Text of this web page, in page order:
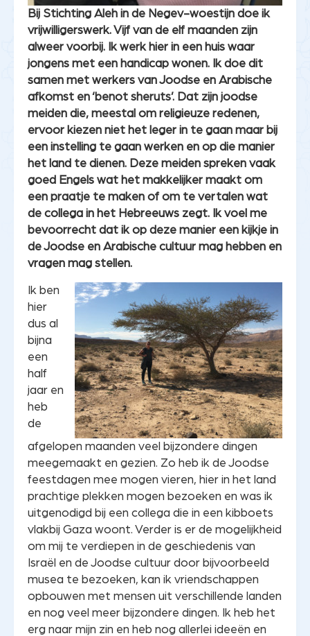
Bij Stichting Aleh in de Negev-woestijn doe ik
vrijwilligerswerk. Vijf van de elf maanden zijn
alweer voorbij. Ik werk hier in een huis waar
jongens met een handicap wonen. Ik doe dit
samen met werkers van Joodse en Arabische
afkomst en ‘benot sheruts’. Dat zijn joodse
meiden die, meestal om religieuze redenen,
ervoor kiezen niet het leger in te gaan maar bij
een instelling te gaan werken en op die manier
het land te dienen. Deze meiden spreken vaak
goed Engels wat het makkelijker maakt om
een praatje te maken of om te vertalen wat
de collega in het Hebreeuws zegt. Ik voel me
bevoorrecht dat ik op deze manier een kijkje in
de Joodse en Arabische cultuur mag hebben en
vragen mag stellen.
Ik ben
hier
dus al
bijna
een
half
jaar en
heb
de
afgelopen maanden veel bijzondere dingen
meegemaakt en gezien. Zo heb ik de Joodse
feestdagen mee mogen vieren, hier in het land
prachtige plekken mogen bezoeken en was ik
uitgenodigd bij een collega die in een kibboets
vlakbij Gaza woont. Verder is er de mogelijkheid
om mij te verdiepen in de geschiedenis van
Israël en de Joodse cultuur door bijvoorbeeld
musea te bezoeken, kan ik vriendschappen
opbouwen met mensen uit verschillende landen
en nog veel meer bijzondere dingen. Ik heb het
erg naar mijn zin en heb nog allerlei ideeën en